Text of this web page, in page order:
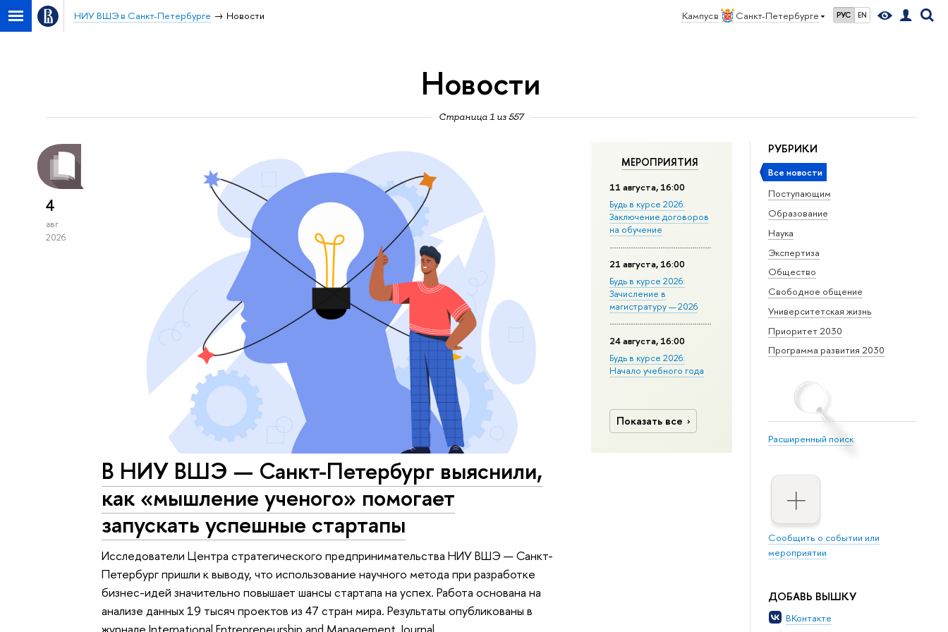
Кампус в Санкт-Петербурге РУС EN
НИУ ВШЭ в Санкт-Петербурге Новости
Новости
Страница 1 из 557
РУБРИКИ
Все новости
Поступающим
Образование
Наука
Экспертиза
Общество
Свободное общение
Университетская жизнь
Приоритет 2030
Программа развития 2030
Расширенный поиск
Сообщить о событии или
мероприятии
ДОБАВЬ ВЫШКУ
ВКонтакте
МЕРОПРИЯТИЯ
11 августа, 16:00
Будь в курсе 2026:
Заключение договоров
на обучение
21 августа, 16:00
Будь в курсе 2026:
Зачисление в
магистратуру — 2026
24 августа, 16:00
Будь в курсе 2026:
Начало учебного года
Показать все
4
авг
2026
В НИУ ВШЭ — Санкт-Петербург выяснили,
как «мышление ученого» помогает
запускать успешные стартапы
Исследователи Центра стратегического предпринимательства НИУ ВШЭ — Санкт-
Петербург пришли к выводу, что использование научного метода при разработке
бизнес-идей значительно повышает шансы стартапа на успех. Работа основана на
анализе данных 19 тысяч проектов из 47 стран мира. Результаты опубликованы в